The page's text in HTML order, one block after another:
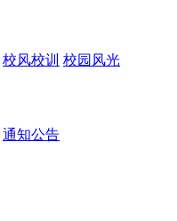
校风校训 校园风光
通知公告